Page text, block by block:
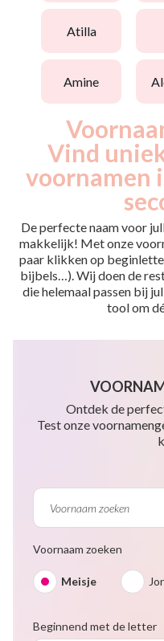
atilla
amine
Vind
voornamen
De perfecte naam voor
makkelijk! Met onze
paar klikken op
bijbels…). Wij doen de
die helemaal passen bij
tool om
Ontdek de
Test onze
Voornaam zoeken
Meisje
Beginnend met de letter